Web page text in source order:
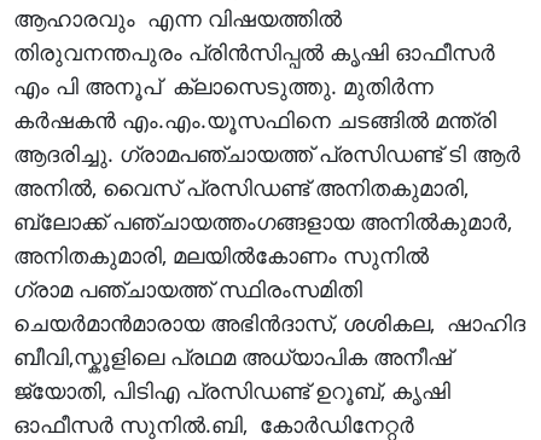
ആഹാരവും എന്ന വിഷയത്തിൽ
തിരുവനന്തപുരം പ്രിൻസിപ്പൽ കൃഷി ഓഫീസർ
എം പി അനൂപ് ക്ലാസെടുത്തു. മുതിർന്ന
കർഷകൻ എം.എം.യൂസഫിനെ ചടങ്ങിൽ മന്ത്രി
ആദരിച്ചു. ഗ്രാമപഞ്ചായത്ത് പ്രസിഡണ്ട് ടി ആർ
അനിൽ, വൈസ് പ്രസിഡണ്ട് അനിതകുമാരി,
ബ്ലോക്ക് പഞ്ചായത്തംഗങ്ങളായ അനിൽകുമാർ,
അനിതകുമാരി, മലയിൽകോണം സുനിൽ
ഗ്രാമ പഞ്ചായത്ത് സ്ഥിരംസമിതി
ചെയർമാൻമാരായ അഭിൻദാസ്, ശശികല, ഷാഹിദ
ബീവി,സ്കൂളിലെ പ്രഥമ അധ്യാപിക അനീഷ്
ജ്യോതി, പിടിഎ പ്രസിഡണ്ട് ഉറൂബ്, കൃഷി
ഓഫീസർ സുനിൽ.ബി, കോർഡിനേറ്റർ